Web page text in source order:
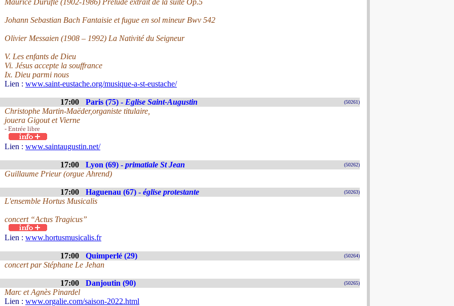
Maurice Duruflé (1902-1986) Prélude extrait de la suite Op.5
Johann Sebastian Bach Fantaisie et fugue en sol mineur Bwv 542
Olivier Messaien (1908 – 1992) La Nativité du Seigneur
V. Les enfants de Dieu
Vi. Jésus accepte la souffrance
Ix. Dieu parmi nous
Lien : www.saint-eustache.org/musique-a-st-eustache/
17:00 Paris (75) - Eglise Saint-Augustin (50261)
Christophe Martin-Maëder,organiste titulaire,
jouera Gigout et Vierne
- Entrée libre
Lien : www.saintaugustin.net/
17:00 Lyon (69) - primatiale St Jean (50262)
Guillaume Prieur (orgue Ahrend)
17:00 Haguenau (67) - église protestante (50263)
L'ensemble Hortus Musicalis
concert “Actus Tragicus”
Lien : www.hortusmusicalis.fr
17:00 Quimperlé (29) (50264)
concert par Stéphane Le Jehan
17:00 Danjoutin (90) (50265)
Marc et Agnès Pinardel
Lien : www.orgalie.com/saison-2022.html